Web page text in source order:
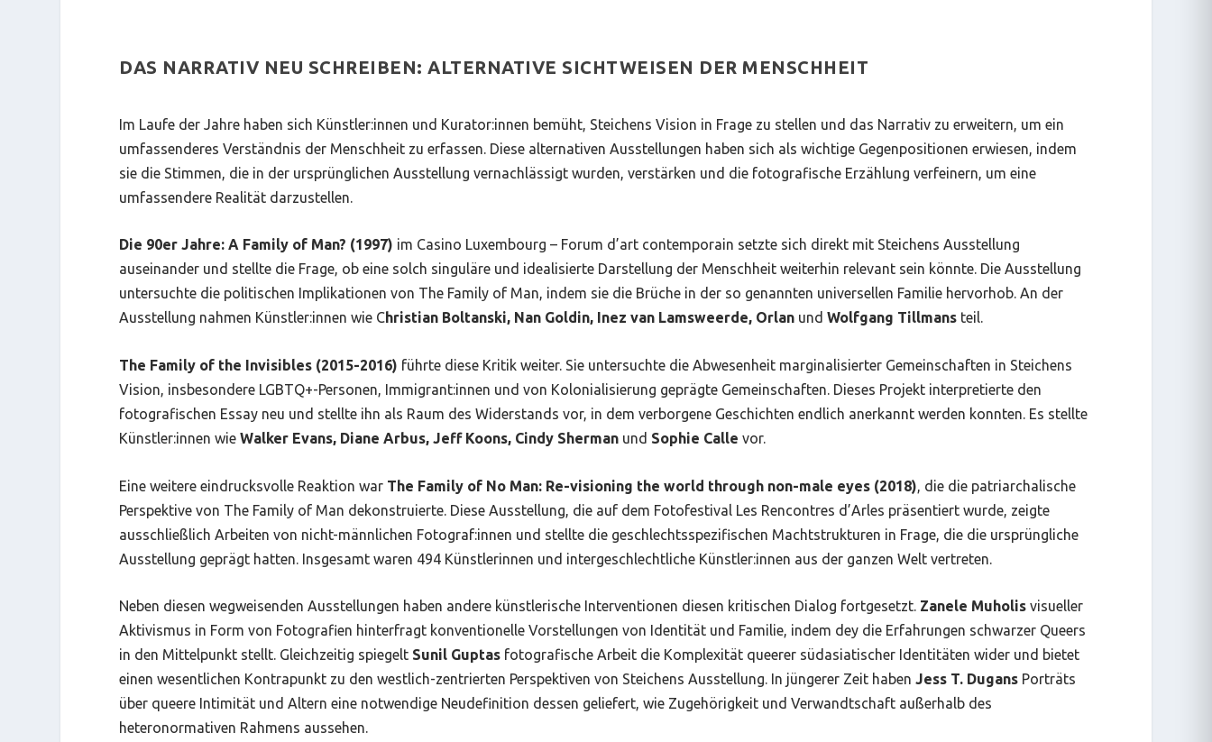
DAS NARRATIV NEU SCHREIBEN: ALTERNATIVE SICHTWEISEN DER MENSCHHEIT
Im Laufe der Jahre haben sich Künstler:innen und Kurator:innen bemüht, Steichens Vision in Frage zu stellen und das Narrativ zu erweitern, um ein
umfassenderes Verständnis der Menschheit zu erfassen. Diese alternativen Ausstellungen haben sich als wichtige Gegenpositionen erwiesen, indem
sie die Stimmen, die in der ursprünglichen Ausstellung vernachlässigt wurden, verstärken und die fotografische Erzählung verfeinern, um eine
umfassendere Realität darzustellen.
Die 90er Jahre: A Family of Man? (1997) im Casino Luxembourg – Forum d’art contemporain setzte sich direkt mit Steichens Ausstellung
auseinander und stellte die Frage, ob eine solch singuläre und idealisierte Darstellung der Menschheit weiterhin relevant sein könnte. Die Ausstellung
untersuchte die politischen Implikationen von The Family of Man, indem sie die Brüche in der so genannten universellen Familie hervorhob. An der
Ausstellung nahmen Künstler:innen wie Christian Boltanski, Nan Goldin, Inez van Lamsweerde, Orlan und Wolfgang Tillmans teil.
The Family of the Invisibles (2015-2016) führte diese Kritik weiter. Sie untersuchte die Abwesenheit marginalisierter Gemeinschaften in Steichens
Vision, insbesondere LGBTQ+-Personen, Immigrant:innen und von Kolonialisierung geprägte Gemeinschaften. Dieses Projekt interpretierte den
fotografischen Essay neu und stellte ihn als Raum des Widerstands vor, in dem verborgene Geschichten endlich anerkannt werden konnten. Es stellte
Künstler:innen wie Walker Evans, Diane Arbus, Jeff Koons, Cindy Sherman und Sophie Calle vor.
Eine weitere eindrucksvolle Reaktion war The Family of No Man: Re-visioning the world through non-male eyes (2018) , die die patriarchalische
Perspektive von The Family of Man dekonstruierte. Diese Ausstellung, die auf dem Fotofestival Les Rencontres d’Arles präsentiert wurde, zeigte
ausschließlich Arbeiten von nicht-männlichen Fotograf:innen und stellte die geschlechtsspezifischen Machtstrukturen in Frage, die die ursprüngliche
Ausstellung geprägt hatten. Insgesamt waren 494 Künstlerinnen und intergeschlechtliche Künstler:innen aus der ganzen Welt vertreten.
Neben diesen wegweisenden Ausstellungen haben andere künstlerische Interventionen diesen kritischen Dialog fortgesetzt. Zanele Muholis visueller
Aktivismus in Form von Fotografien hinterfragt konventionelle Vorstellungen von Identität und Familie, indem dey die Erfahrungen schwarzer Queers
in den Mittelpunkt stellt. Gleichzeitig spiegelt Sunil Guptas fotografische Arbeit die Komplexität queerer südasiatischer Identitäten wider und bietet
einen wesentlichen Kontrapunkt zu den westlich-zentrierten Perspektiven von Steichens Ausstellung. In jüngerer Zeit haben Jess T. Dugans Porträts
über queere Intimität und Altern eine notwendige Neudefinition dessen geliefert, wie Zugehörigkeit und Verwandtschaft außerhalb des
heteronormativen Rahmens aussehen.